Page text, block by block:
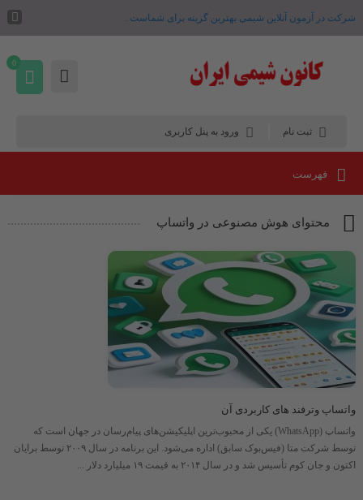
شرکت در آزمون آنلاین شیمی بهترین گزینه برای شماست .
ثبت نام ورود به پنل کاربری
0
فهرست
محتوای هوش مصنوعی در واتساپ
واتساپ وترفند های کاربردی آن
واتساپ (WhatsApp) یکی از محبوب‌ترین اپلیکیشن‌های پیام‌رسان در جهان است که
توسط شرکت متا (فیس‌بوک سابق) اداره می‌شود. این برنامه در سال ۲۰۰۹ توسط برایان
اکتون و جان کوم تأسیس شد و در سال ۲۰۱۴ به قیمت ۱۹ میلیارد دلار ...